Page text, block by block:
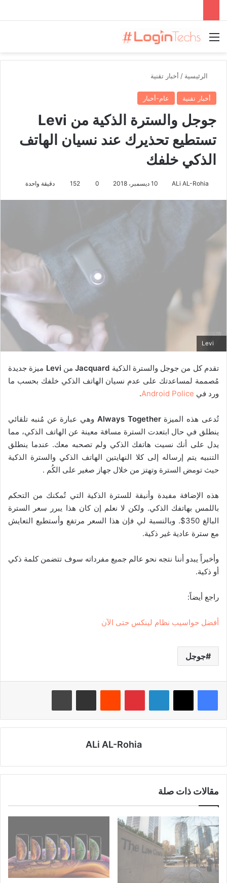
القائمة
الرئيسية / أخبار تقنية
أخبار تقنية عام-أخبار
جوجل والسترة الذكية من Levi
تستطيع تحذيرك عند نسيان الهاتف
الذكي خلفك
ALi AL-Rohia 10 ديسمبر، 2018 0
152 دقيقة واحدة
تقدم كل من جوجل والسترة الذكية Jacquardمن Levi ميزة جديدة
مُصممة لمساعدتك على عدم نسيان الهاتف الذكي خلفك بحسب ما
ورد في Android Police
.
تُدعى هذه الميزةAlways Together وهي عبارة عن مُنبه تلقائي
ينطلق في حال ابتعدت السترة مسافة معينة عن الهاتف الذكي، مما
يدل على أنك نسيت هاتفك الذكي ولم تصحبه معك. عندما ينطلق
التنبيه يتم إرساله إلى كلا النهايتين الهاتف الذكي والسترة الذكية
حيث تومض السترة وتهتز من خلال جهاز صغير على الكُم .
هذه الإضافة مفيدة وأنيقة للسترة الذكية التي تُمكنك من التحكم
باللمس بهاتفك الذكي. ولكن لا نعلم إن كان هذا يبرر سعر السترة
البالغ 350$. وبالنسبة لي فإن هذا السعر مرتفع وأستطيع التعايش
مع سترة عادية غير ذكية.
وأخيراً يبدو أننا نتجه نحو عالم جميع مفرداته سوف تتضمن كلمة ذكي
أو ذكية.
راجع أيضاً:
أفضل حواسيب نظام لينكس حتى الآن
جوجل
لينكدإن بينتيريست
ALi AL-Rohia
مقالات ذات صلة